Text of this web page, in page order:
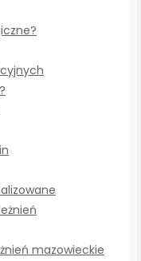
mazowieckie